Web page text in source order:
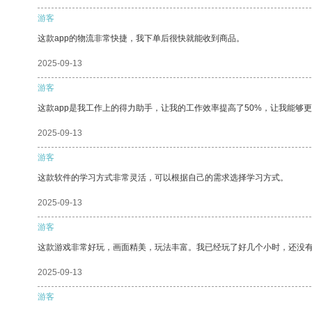
游客
这款app的物流非常快捷，我下单后很快就能收到商品。
2025-09-13
游客
这款app是我工作上的得力助手，让我的工作效率提高了50%，让我能够
2025-09-13
游客
这款软件的学习方式非常灵活，可以根据自己的需求选择学习方式。
2025-09-13
游客
这款游戏非常好玩，画面精美，玩法丰富。我已经玩了好几个小时，还没
2025-09-13
游客